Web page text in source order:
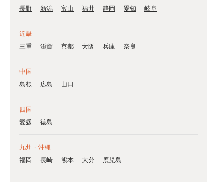
長野
新潟 富山 福井 静岡 愛知 岐阜
近畿
三重
滋賀 京都 大阪 兵庫 奈良
中国
島根
広島 山口
四国
愛媛
徳島
九州・沖縄
福岡
長崎 熊本 大分 鹿児島